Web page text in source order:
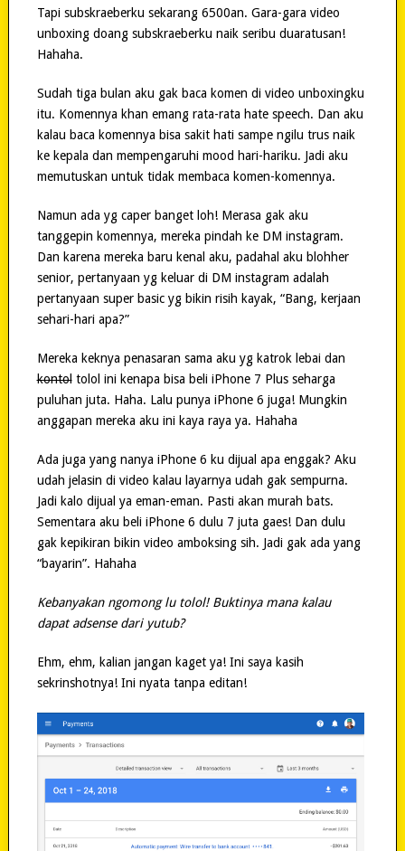
Tapi subskraeberku sekarang 6500an. Gara-gara video
unboxing doang subskraeberku naik seribu duaratusan!
Hahaha.
Sudah tiga bulan aku gak baca komen di video unboxingku
itu. Komennya khan emang rata-rata hate speech. Dan aku
kalau baca komennya bisa sakit hati sampe ngilu trus naik
ke kepala dan mempengaruhi mood hari-hariku. Jadi aku
memutuskan untuk tidak membaca komen-komennya.
Namun ada yg caper banget loh! Merasa gak aku
tanggepin komennya, mereka pindah ke DM instagram.
Dan karena mereka baru kenal aku, padahal aku blohher
senior, pertanyaan yg keluar di DM instagram adalah
pertanyaan super basic yg bikin risih kayak, “Bang, kerjaan
sehari-hari apa?”
Mereka keknya penasaran sama aku yg katrok lebai dan
kontoltolol ini kenapa bisa beli iPhone 7 Plus seharga
puluhan juta. Haha. Lalu punya iPhone 6 juga! Mungkin
anggapan mereka aku ini kaya raya ya. Hahaha
Ada juga yang nanya iPhone 6 ku dijual apa enggak? Aku
udah jelasin di video kalau layarnya udah gak sempurna.
Jadi kalo dijual ya eman-eman. Pasti akan murah bats.
Sementara aku beli iPhone 6 dulu 7 juta gaes! Dan dulu
gak kepikiran bikin video amboksing sih. Jadi gak ada yang
“bayarin”. Hahaha
Kebanyakan ngomong lu tolol! Buktinya mana kalau
dapat adsense dari yutub?
Ehm, ehm, kalian jangan kaget ya! Ini saya kasih
sekrinshotnya! Ini nyata tanpa editan!